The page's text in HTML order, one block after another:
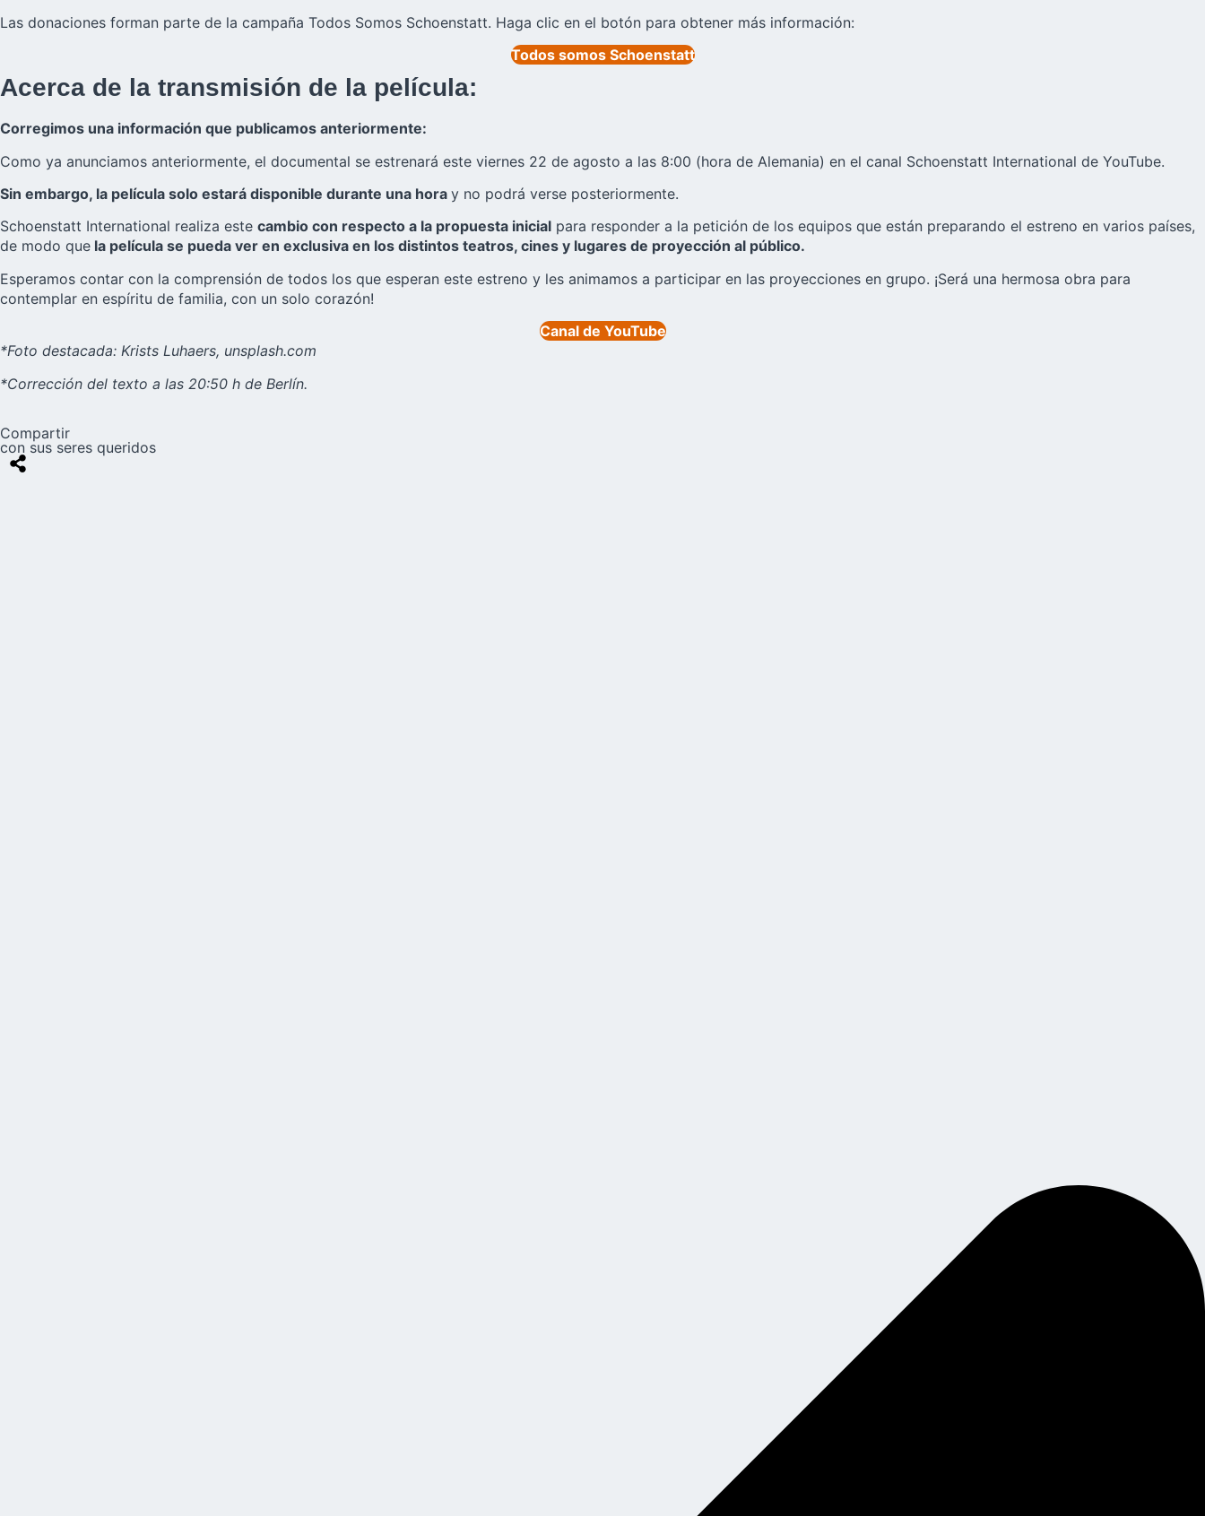
Las donaciones forman parte de la campaña Todos Somos Schoenstatt. Haga clic en el botón para obtener más información:
Todos somos Schoenstatt
Acerca de la transmisión de la película:
Corregimos una información que publicamos anteriormente:
Como ya anunciamos anteriormente, el documental se estrenará este viernes 22 de agosto a las 8:00 (hora de Alemania) en el canal Schoenstatt International de YouTube.
Sin embargo, la película solo estará disponible durante una hora y no podrá verse posteriormente.
Schoenstatt International realiza este cambio con respecto a la propuesta inicial para responder a la petición de los equipos que están preparando el estreno en varios países,
de modo que la película se pueda ver en exclusiva en los distintos teatros, cines y lugares de proyección al público.
Esperamos contar con la comprensión de todos los que esperan este estreno y les animamos a participar en las proyecciones en grupo. ¡Será una hermosa obra para
contemplar en espíritu de familia, con un solo corazón!
Canal de YouTube
*Foto destacada: Krists Luhaers, unsplash.com
*Corrección del texto a las 20:50 h de Berlín.
Compartir
con sus seres queridos